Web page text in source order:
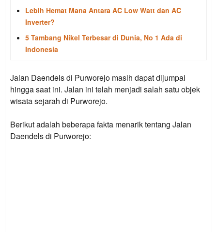
Lebih Hemat Mana Antara AC Low Watt dan AC
Inverter?
5 Tambang Nikel Terbesar di Dunia, No 1 Ada di
Indonesia
Jalan Daendels di Purworejo masih dapat dijumpai
hingga saat ini. Jalan ini telah menjadi salah satu objek
wisata sejarah di Purworejo.
Berikut adalah beberapa fakta menarik tentang Jalan
Daendels di Purworejo: